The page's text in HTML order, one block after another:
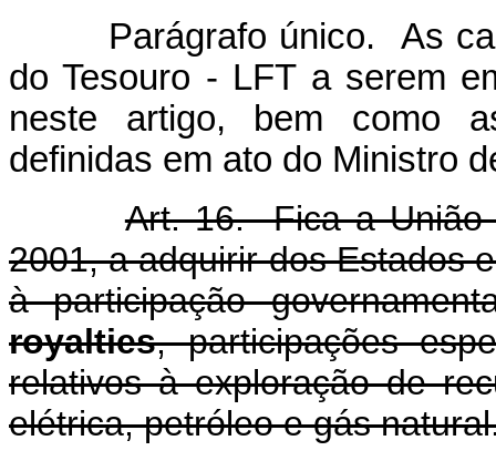
Parágrafo único. As
do Tesouro - LFT a serem
neste artigo, bem como
definidas em ato do Ministro
Art. 16. Fica a União
2001, a adquirir dos Estados
à participação
royalties, participações
relativos à exploração de
elétrica, petróleo e gás